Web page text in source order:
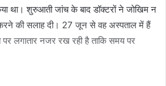
था। शुरुआती जांच के बाद डॉक्टरों ने जोखिम न
की सलाह दी। 27 जून से वह अस्पताल में हैं
लगातार नजर रख रही है ताकि समय पर